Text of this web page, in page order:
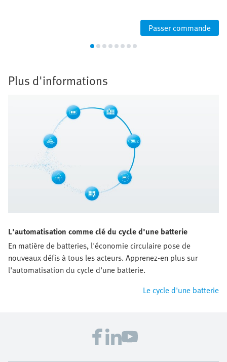
Passer commande
Plus d'informations
L'automatisation comme clé du cycle d'une batterie
En matière de batteries, l'économie circulaire pose de
nouveaux défis à tous les acteurs. Apprenez-en plus sur
l'automatisation du cycle d'une batterie.
Le cycle d'une batterie